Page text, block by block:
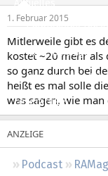
Aktuelles
Empfohlene
Neue Beiträge
Neueste
Leserartikel
Podcast
r
m
1. Februar 2015
Mitlerweile gibt es
kostet ~20 mehr als
so ganz durch bei
heißt es mal solle
was sagen, wie